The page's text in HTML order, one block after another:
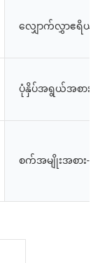
လျှောက်လွှာဧရိယာ-
ပုံနှိပ်အရွယ်အစား-
စက်အမျိုးအစား-